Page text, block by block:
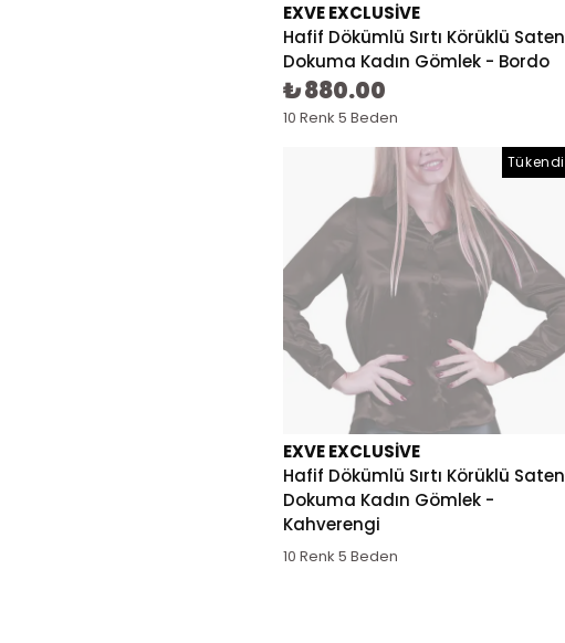
EXVE EXCLUSIVE
Hafif Dökümlü Sırtı Körüklü Saten
Dokuma Kadın Gömlek - Bordo
₺ 880.00
10 Renk 5 Beden
Tükendi
EXVE EXCLUSIVE
Hafif Dökümlü Sırtı Körüklü Saten
Dokuma Kadın Gömlek -
Kahverengi
10 Renk 5 Beden